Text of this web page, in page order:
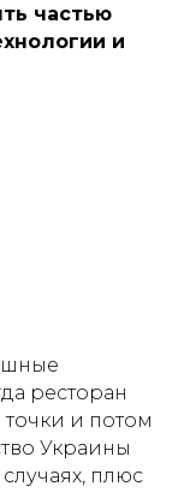
частью
и
ресторан
точки и потом
Украины
плюс